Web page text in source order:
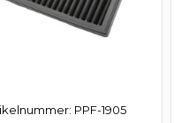
PPF-1905